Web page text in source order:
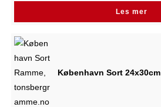
Les mer
København Sort 24x30cm